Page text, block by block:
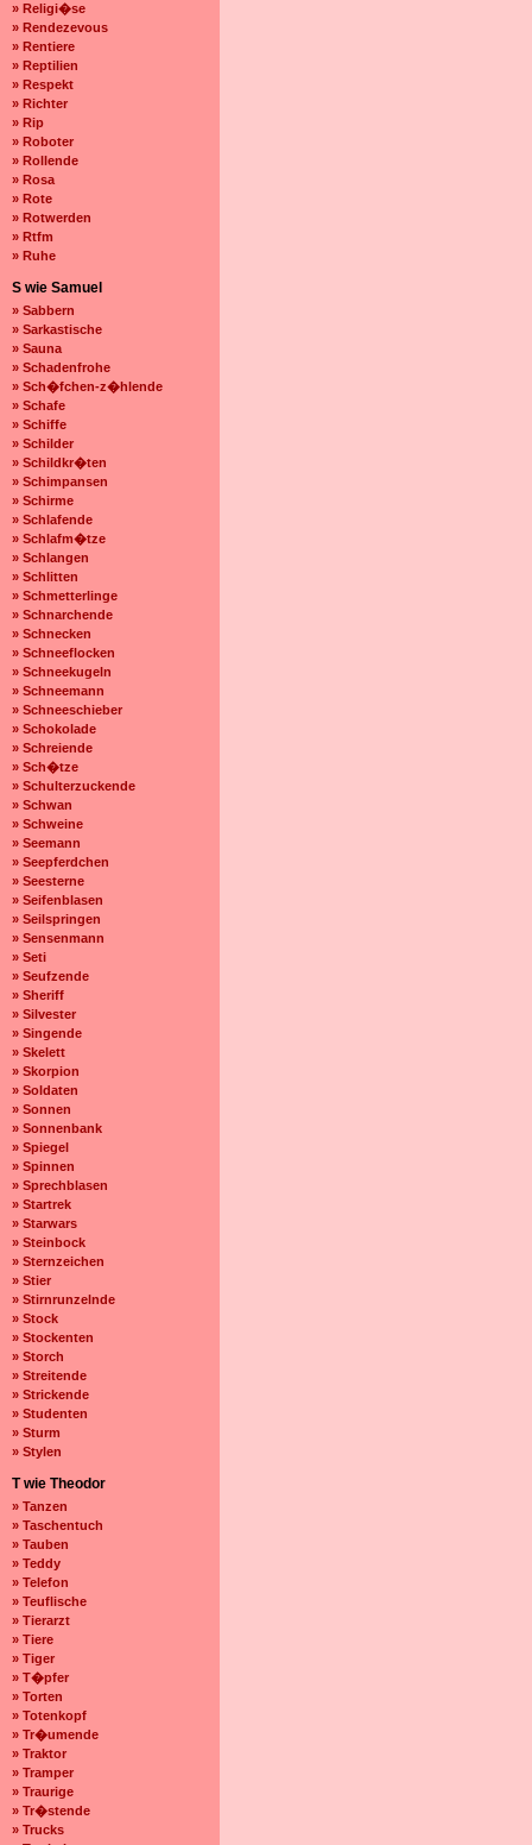
» Religi�se
» Rendezevous
» Rentiere
» Reptilien
» Respekt
» Richter
» Rip
» Roboter
» Rollende
» Rosa
» Rote
» Rotwerden
» Rtfm
» Ruhe
S wie Samuel
» Sabbern
» Sarkastische
» Sauna
» Schadenfrohe
» Sch�fchen-z�hlende
» Schafe
» Schiffe
» Schilder
» Schildkr�ten
» Schimpansen
» Schirme
» Schlafende
» Schlafm�tze
» Schlangen
» Schlitten
» Schmetterlinge
» Schnarchende
» Schnecken
» Schneeflocken
» Schneekugeln
» Schneemann
» Schneeschieber
» Schokolade
» Schreiende
» Sch�tze
» Schulterzuckende
» Schwan
» Schweine
» Seemann
» Seepferdchen
» Seesterne
» Seifenblasen
» Seilspringen
» Sensenmann
» Seti
» Seufzende
» Sheriff
» Silvester
» Singende
» Skelett
» Skorpion
» Soldaten
» Sonnen
» Sonnenbank
» Spiegel
» Spinnen
» Sprechblasen
» Startrek
» Starwars
» Steinbock
» Sternzeichen
» Stier
» Stirnrunzelnde
» Stock
» Stockenten
» Storch
» Streitende
» Strickende
» Studenten
» Sturm
» Stylen
T wie Theodor
» Tanzen
» Taschentuch
» Tauben
» Teddy
» Telefon
» Teuflische
» Tierarzt
» Tiere
» Tiger
» T�pfer
» Torten
» Totenkopf
» Tr�umende
» Traktor
» Tramper
» Traurige
» Tr�stende
» Trucks